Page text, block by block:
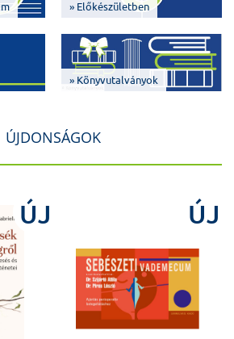
» Előkészületben
» Könyvutalványok
ÚJDONSÁGOK
ÚJ ÚJ